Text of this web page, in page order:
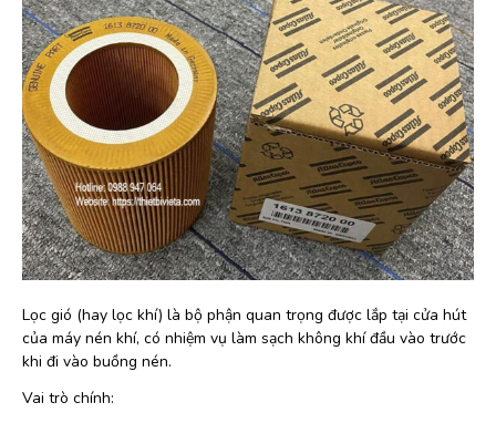
Lọc gió (hay lọc khí) là bộ phận quan trọng được lắp tại cửa hút
của máy nén khí, có nhiệm vụ làm sạch không khí đầu vào trước
khi đi vào buồng nén.
Vai trò chính: